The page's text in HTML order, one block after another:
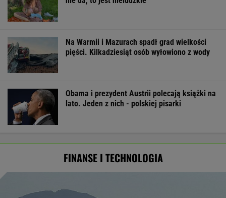
Na Warmii i Mazurach spadł grad wielkości
pięści. Kilkadziesiąt osób wyłowiono z wody
Obama i prezydent Austrii polecają książki na
lato. Jeden z nich - polskiej pisarki
FINANSE I TECHNOLOGIA